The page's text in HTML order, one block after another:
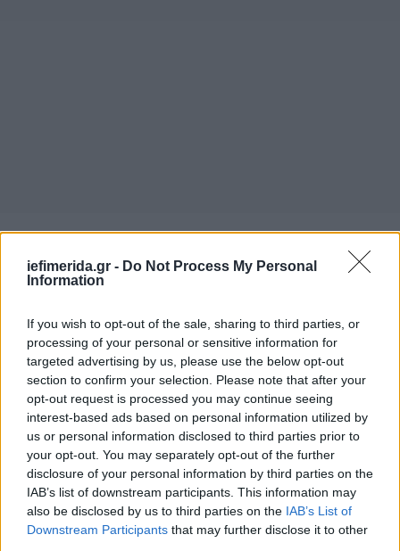
iefimerida.gr - Do Not Process My Personal
Information
If you wish to opt-out of the sale, sharing to third parties, or
processing of your personal or sensitive information for
targeted advertising by us, please use the below opt-out
section to confirm your selection. Please note that after your
opt-out request is processed you may continue seeing
interest-based ads based on personal information utilized by
us or personal information disclosed to third parties prior to
your opt-out. You may separately opt-out of the further
disclosure of your personal information by third parties on the
IAB’s list of downstream participants. This information may
also be disclosed by us to third parties on the IAB’s List of
Downstream Participants that may further disclose it to other
διαθήκες συμπληρώνουν η μία την άλλη. Ιδιαίτερα,
καθώς αφορά πράγματα που ο Άκης
Τσοχατζόπουλος ανακάλυψε μετά την αποφυλάκισή
του και εικάζεται ότι θα έχει στοιχεία για τις
θυρίδες που έχουν βρεθεί.
Ο δικηγόρος τόνισε πως το αρχείο του Άκη
Τσοχατζόπουλου δεν μπορεί να δημευθεί από το
κράτος.
«Υπάρχουν στοιχεία που δεν μπορούν να
δημευτούν, όπως το αρχείο του. Οι επιστολές και οι